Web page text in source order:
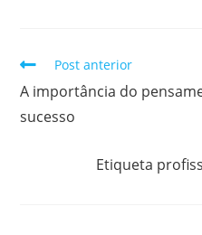
Post anterior
A importância do
sucesso
Etiqueta